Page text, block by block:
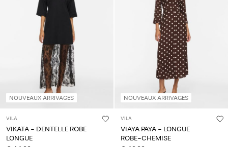
NOUVEAUX ARRIVAGES
VILA
VIKATA - DENTELLE ROBE
LONGUE
NOUVEAUX ARRIVAGES
VILA
VIAYA PAYA - LONGUE
ROBE-CHEMISE